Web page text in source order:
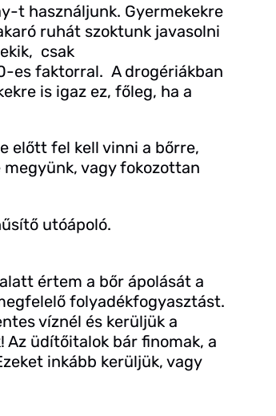
t használjunk. Gyermekekre
ruhát szoktunk javasolni
csak
es faktorral. A drogériákban
is igaz ez, főleg, ha a
előtt fel kell vinni a bőrre,
vagy fokozottan
utóápoló.
értem a bőr ápolását a
folyadékfogyasztást.
víznél és kerüljük a
Az üdítőitalok bár finomak, a
inkább kerüljük, vagy